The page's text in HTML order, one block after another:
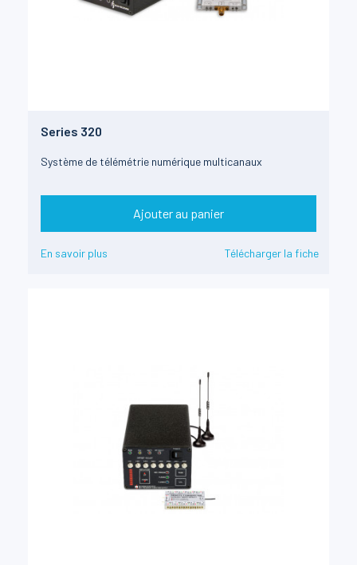
Series 320
Système de télémétrie numérique multicanaux
Ajouter au panier
En savoir plus Télécharger la fiche